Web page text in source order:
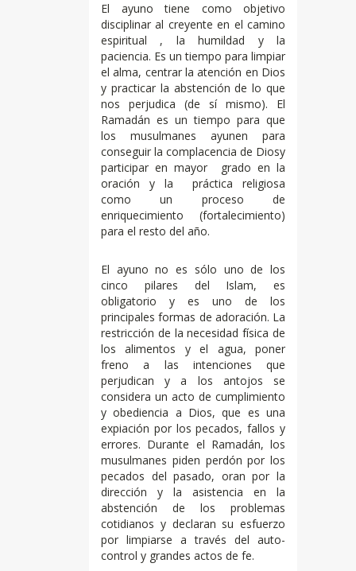
El ayuno tiene como objetivo
disciplinar al creyente en el camino
espiritual , la humildad y la
paciencia. Es un tiempo para limpiar
el alma, centrar la atención en Dios
y practicar la abstención de lo que
nos perjudica (de sí mismo). El
Ramadán es un tiempo para que
los musulmanes ayunen para
conseguir la complacencia de Diosy
participar en mayor grado en la
oración y la práctica religiosa
como un proceso de
enriquecimiento (fortalecimiento)
para el resto del año.
El ayuno no es sólo uno de los
cinco pilares del Islam, es
obligatorio y es uno de los
principales formas de adoración. La
restricción de la necesidad física de
los alimentos y el agua, poner
freno a las intenciones que
perjudican y a los antojos se
considera un acto de cumplimiento
y obediencia a Dios, que es una
expiación por los pecados, fallos y
errores. Durante el Ramadán, los
musulmanes piden perdón por los
pecados del pasado​​, oran por la
dirección y la asistencia en la
abstención de los problemas
cotidianos y declaran su esfuerzo
por limpiarse a través del auto-
control y grandes actos de fe.